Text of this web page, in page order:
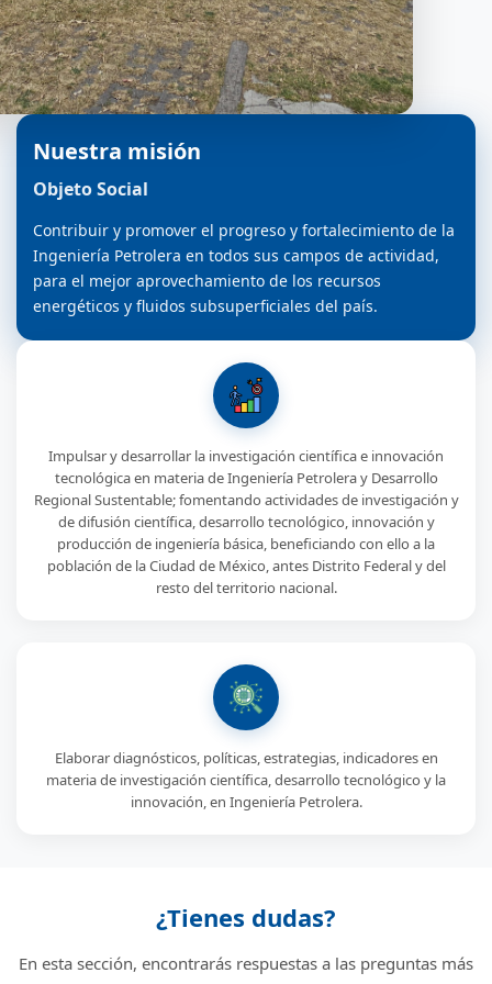
Nuestra misión
Objeto Social
Contribuir y promover el progreso y fortalecimiento de la
Ingeniería Petrolera en todos sus campos de actividad,
para el mejor aprovechamiento de los recursos
energéticos y fluidos subsuperficiales del país.
Impulsar y desarrollar la investigación científica e innovación
tecnológica en materia de Ingeniería Petrolera y Desarrollo
Regional Sustentable; fomentando actividades de investigación y
de difusión científica, desarrollo tecnológico, innovación y
producción de ingeniería básica, beneficiando con ello a la
población de la Ciudad de México, antes Distrito Federal y del
resto del territorio nacional.
Elaborar diagnósticos, políticas, estrategias, indicadores en
materia de investigación científica, desarrollo tecnológico y la
innovación, en Ingeniería Petrolera.
¿Tienes dudas?
En esta sección, encontrarás respuestas a las preguntas más